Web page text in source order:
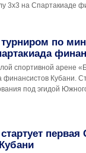
3х3 на Спартакиаде
турниром по
спортивной арене
финансистов Кубани.
под эгидой
первая